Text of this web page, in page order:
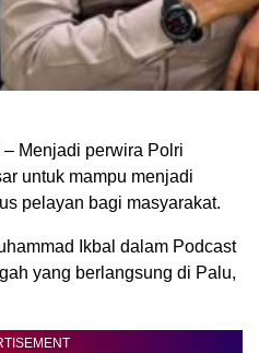
Menjadi perwira Polri
untuk mampu menjadi
pelayan bagi masyarakat.
Ikbal dalam Podcast
yang berlangsung di Palu,